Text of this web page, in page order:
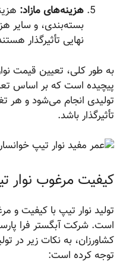
هزینه‌های مازاد:
بسته‌بندی، و سایر
نهایی تأثیرگذار هستند.
به طور کلی، تعیین قیمت نوار
پیچیده است که بر اساس
تولیدی انجام می‌شود و هر
تأثیرگذار باشد.
کیفیت مرغوب نوار
تولید نوار تیپ با کیفیت و
است. شرکت آبگستر فرا
کشاورزان، به نکات زیر در
توجه کرده است: